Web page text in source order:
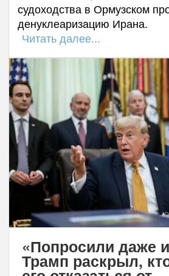
судоходства в Ормузском
денуклеаризацию Ирана.
Читать далее...
«Попросили даже
Трамп раскрыл,